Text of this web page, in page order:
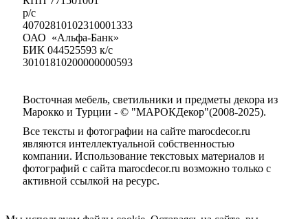
р/с
40702810102310001333
ОАО «Альфа-Банк»
БИК 044525593 к/с
30101810200000000593
Восточная мебель, светильники и предметы декора из
Марокко и Турции - © "МАРОКДекор"(2008-2025).
Все тексты и фотографии на сайте marocdecor.ru
являются интеллектуальной собственностью
компании. Использование текстовых материалов и
фотографий с сайта marocdecor.ru возможно только с
активной ссылкой на ресурс.